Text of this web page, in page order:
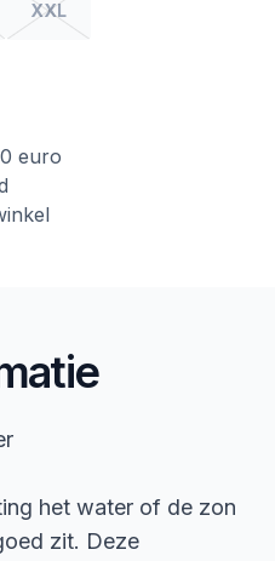
XXL
euro
het water of de zon
zit. Deze